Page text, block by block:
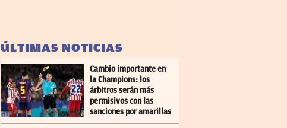
ÚLTIMAS NOTICIAS
Cambio importante en
la Champions: los
árbitros serán más
permisivos con las
sanciones por amarillas